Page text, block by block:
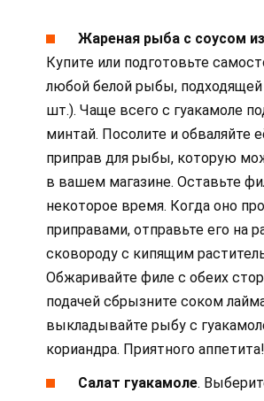
Жареная рыба с соусом
Купите или подготовьте
любой белой рыбы,
шт.). Чаще всего с гуакамоле
минтай. Посолите и обваляйте
приправ для рыбы, которую
в вашем магазине. Оставьте
некоторое время. Когда оно
приправами, отправьте его на
сковороду с кипящим
Обжаривайте филе с обеих
подачей сбрызните соком
выкладывайте рыбу с
кориандра. Приятного аппетита!
Салат гуакамоле.